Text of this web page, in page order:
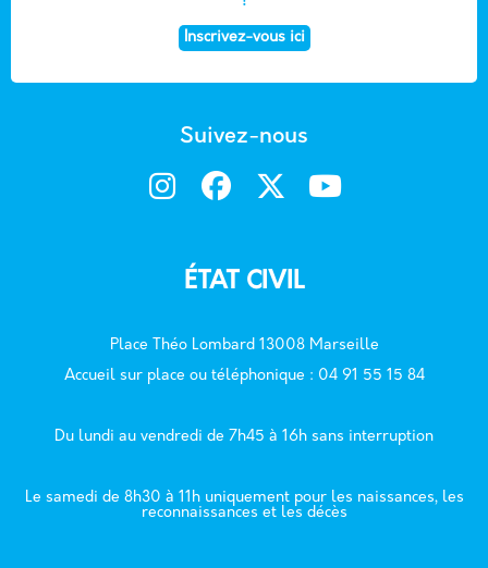
Inscrivez-vous ici
Suivez-nous
ÉTAT CIVIL
Place Théo Lombard 13008 Marseille
Accueil sur place ou téléphonique : 04 91 55 15 84
Du lundi au vendredi de 7h45 à 16h sans interruption
Le samedi de 8h30 à 11h uniquement pour les naissances, les
reconnaissances et les décès